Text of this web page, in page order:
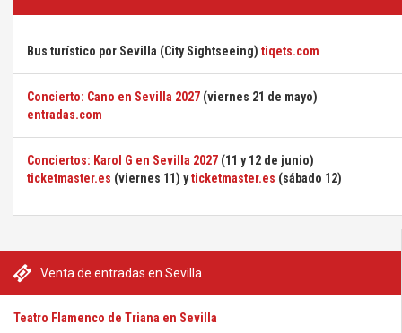
Venta de entradas en Sevilla
Teatro Flamenco de Triana en Sevilla
Bus turístico por Sevilla (City Sightseeing) tiqets.com
Concierto: Cano en Sevilla 2027 (viernes 21 de mayo)
entradas.com
Conciertos: Karol G en Sevilla 2027 (11 y 12 de junio)
ticketmaster.es (viernes 11) yticketmaster.es (sábado 12)